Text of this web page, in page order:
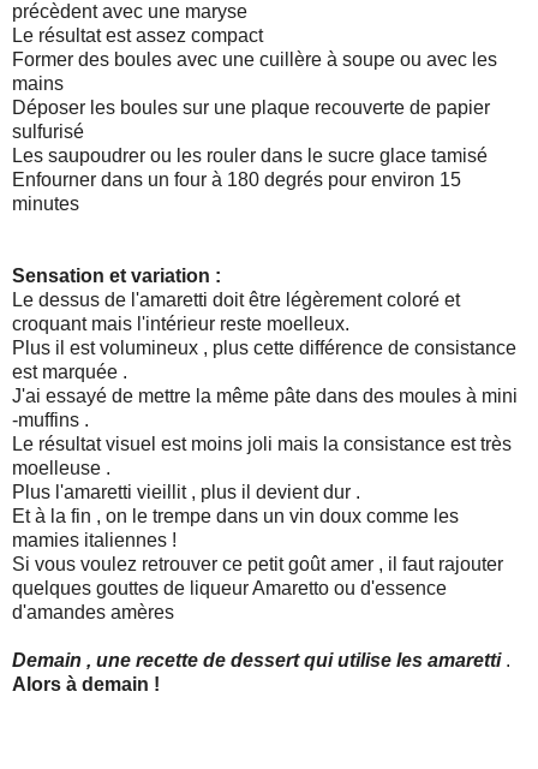
précèdent avec une maryse
Le résultat est assez compact
Former des boules avec une cuillère à soupe ou avec les
mains
Déposer les boules sur une plaque recouverte de papier
sulfurisé
Les saupoudrer ou les rouler dans le sucre glace tamisé
Enfourner dans un four à 180 degrés pour environ 15
minutes
Sensation et variation :
Le dessus de l'amaretti doit être légèrement coloré et
croquant mais l'intérieur reste moelleux.
Plus il est volumineux , plus cette différence de consistance
est marquée .
J'ai essayé de mettre la même pâte dans des moules à mini
-muffins .
Le résultat visuel est moins joli mais la consistance est très
moelleuse .
Plus l'amaretti vieillit , plus il devient dur .
Et à la fin , on le trempe dans un vin doux comme les
mamies italiennes !
Si vous voulez retrouver ce petit goût amer , il faut rajouter
quelques gouttes de liqueur Amaretto ou d'essence
d'amandes amères
Demain , une recette de dessert qui utilise les amaretti .
Alors à demain !